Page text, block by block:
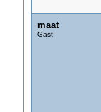
maat
Gast